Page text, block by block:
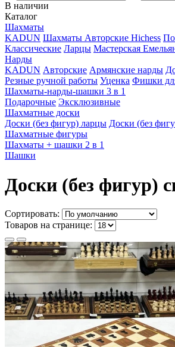
В наличии
Каталог
Шахматы
KADUN Шахматы Авторские Hichess
Классические Ларцы Мастерская
Нарды
KADUN Авторские Армянские нарды
Резные ручной работы Уценка Фишки
Шахматы-нарды-шашки 3 в 1
Подарочные Эксклюзивные
Шахматные доски
Доски (без фигур) ларцы Доски (без
Шахматные фигуры
Шахматы + шашки 2 в 1
Шашки
Доски (без фигур)
Сортировать:
Товаров на странице: